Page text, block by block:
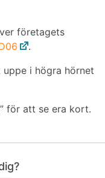
företagets
.
i högra hörnet
för att se era kort.